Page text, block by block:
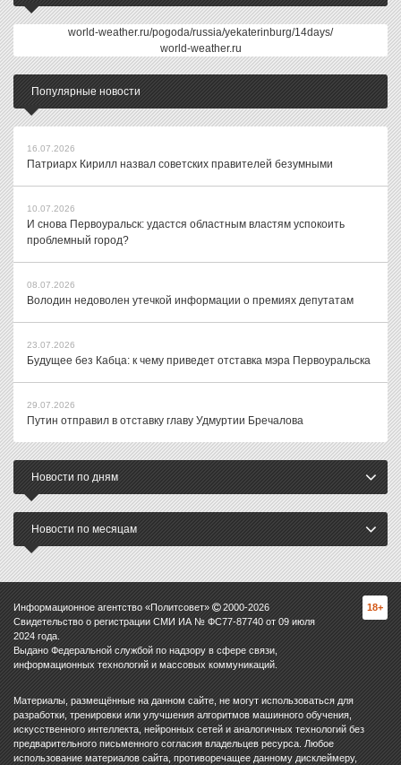
world-weather.ru/pogoda/russia/yekaterinburg/14days/
world-weather.ru
Популярные новости
16.07.2026
Патриарх Кирилл назвал советских правителей безумными
10.07.2026
И снова Первоуральск: удастся областным властям успокоить
проблемный город?
08.07.2026
Володин недоволен утечкой информации о премиях депутатам
23.07.2026
Будущее без Кабца: к чему приведет отставка мэра Первоуральска
29.07.2026
Путин отправил в отставку главу Удмуртии Бречалова
Новости по дням
Новости по месяцам
Информационное агентство «Политсовет» 2000-2026
Свидетельство о регистрации СМИ ИА № ФС77-87740 от 09 июля
2024 года.
Выдано Федеральной службой по надзору в сфере связи,
информационных технологий и массовых коммуникаций.
18+
Материалы, размещённые на данном сайте, не могут использоваться для
разработки, тренировки или улучшения алгоритмов машинного обучения,
искусственного интеллекта, нейронных сетей и аналогичных технологий без
предварительного письменного согласия владельцев ресурса. Любое
использование материалов сайта, противоречащее данному дисклеймеру,